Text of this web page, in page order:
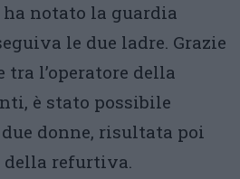
notato la guardia
le due ladre. Grazie
l’operatore della
è stato possibile
donne, risultata poi
della refurtiva.